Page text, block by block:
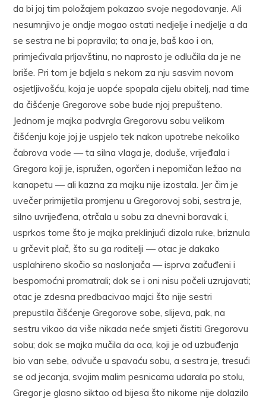
da bi joj tim položajem pokazao svoje negodovanje. Ali
nesumnjivo je ondje mogao ostati nedjelje i nedjelje a da
se sestra ne bi popravila; ta ona je, baš kao i on,
primjećivala prljavštinu, no naprosto je odlučila da je ne
briše. Pri tom je bdjela s nekom za nju sasvim novom
osjetljivošću, koja je uopće spopala cijelu obitelj, nad time
da čišćenje Gregorove sobe bude njoj prepušteno.
Jednom je majka podvrgla Gregorovu sobu velikom
čišćenju koje joj je uspjelo tek nakon upotrebe nekoliko
čabrova vode — ta silna vlaga je, doduše, vrijeđala i
Gregora koji je, ispružen, ogorčen i nepomičan ležao na
kanapetu — ali kazna za majku nije izostala. Jer čim je
uvečer primijetila promjenu u Gregorovoj sobi, sestra je,
silno uvrijeđena, otrčala u sobu za dnevni boravak i,
usprkos tome što je majka preklinjući dizala ruke, briznula
u grčevit plač, što su ga roditelji — otac je dakako
usplahireno skočio sa naslonjača — isprva začuđeni i
bespomoćni promatrali; dok se i oni nisu počeli uzrujavati;
otac je zdesna predbacivao majci što nije sestri
prepustila čišćenje Gregorove sobe, slijeva, pak, na
sestru vikao da više nikada neće smjeti čistiti Gregorovu
sobu; dok se majka mučila da oca, koji je od uzbuđenja
bio van sebe, odvuče u spavaću sobu, a sestra je, tresući
se od jecanja, svojim malim pesnicama udarala po stolu,
Gregor je glasno siktao od bijesa što nikome nije dolazilo